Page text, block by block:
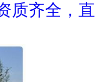
质齐全，直